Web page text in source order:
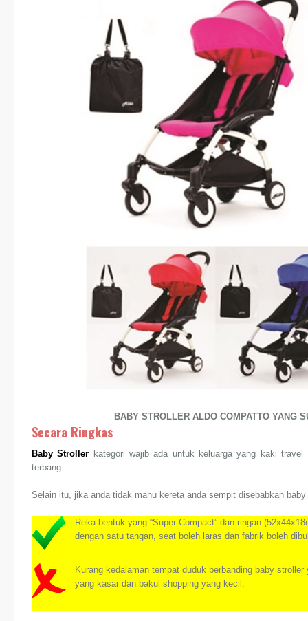
BABY STROLLER ALDO COMPATTO YANG
Secara Ringkas
Baby Stroller kategori wajib ada untuk keluarga yang kaki
terbang.
Selain itu, jika anda tidak mahu kereta anda sempit disebabkan
Reka bentuk yang “Super-Compact” dan ringan
dengan satu tangan, seat boleh laras dan fabrik boleh
Kurang kedalaman tempat duduk berbanding baby
yang kasar dan bakul shopping yang kecil.